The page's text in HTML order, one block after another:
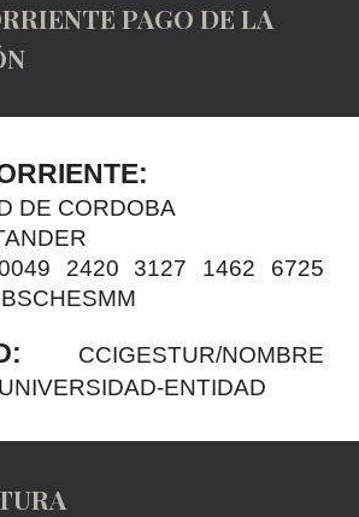
PAGO DE LA
DE CORDOBA
2420 3127 1462 6725
CCIGESTUR/NOMBRE
ENTIDAD